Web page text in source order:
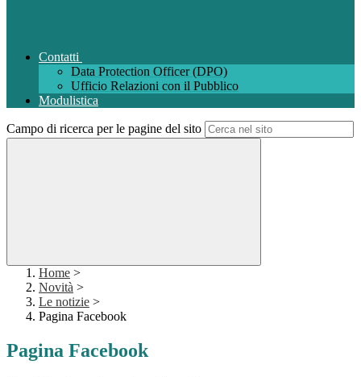
Contatti
Data Protection Officer (DPO)
Ufficio Relazioni con il Pubblico
Modulistica
Campo di ricerca per le pagine del sito
Home >
Novità >
Le notizie >
Pagina Facebook
Pagina Facebook